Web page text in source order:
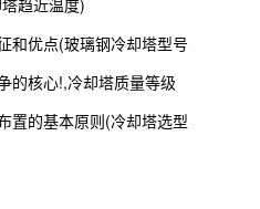
趋近温度)
和优点(玻璃钢冷却塔型号
的核心!,冷却塔质量等级
置的基本原则(冷却塔选型